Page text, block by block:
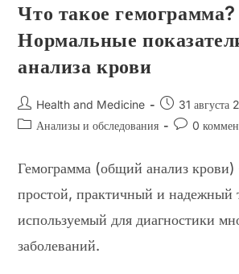
Что такое гемограмма?
Нормальные
анализа крови
Автор
записи:
Health and Medicine
Запись
опубликована:
31 августа
РубрикаАнализы и обследования
Комментарии
0
Гемограмма (общий анализ
простой, практичный и надежный
используемый для диагностики
заболеваний.